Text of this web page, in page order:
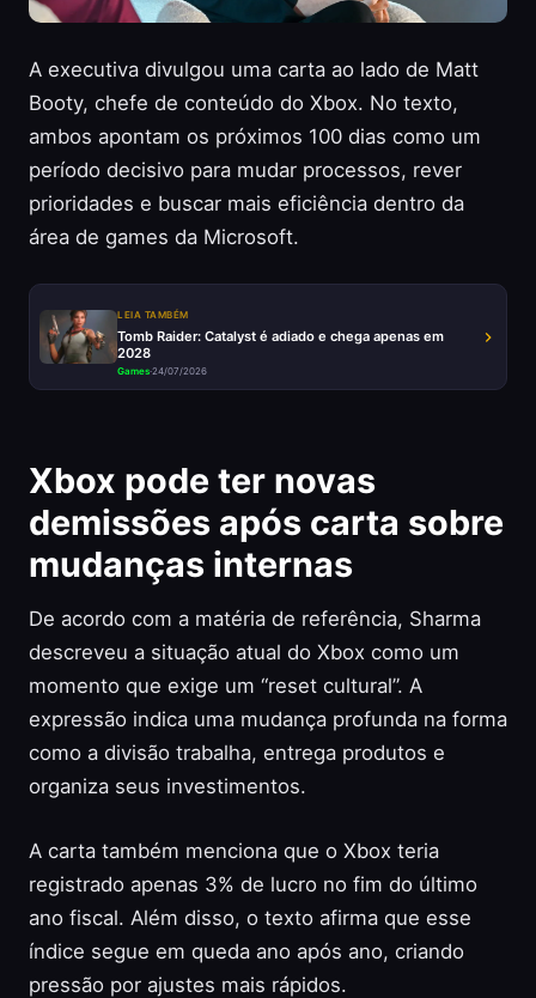
A executiva divulgou uma carta ao lado de Matt
Booty, chefe de conteúdo do Xbox. No texto,
ambos apontam os próximos 100 dias como um
período decisivo para mudar processos, rever
prioridades e buscar mais eficiência dentro da
área de games da Microsoft.
LEIA TAMBÉM
Tomb Raider: Catalyst é adiado e chega apenas em
2028
Games·24/07/2026
Xbox pode ter novas
demissões após carta sobre
mudanças internas
De acordo com a matéria de referência, Sharma
descreveu a situação atual do Xbox como um
momento que exige um “reset cultural”. A
expressão indica uma mudança profunda na forma
como a divisão trabalha, entrega produtos e
organiza seus investimentos.
A carta também menciona que o Xbox teria
registrado apenas 3% de lucro no fim do último
ano fiscal. Além disso, o texto afirma que esse
índice segue em queda ano após ano, criando
pressão por ajustes mais rápidos.